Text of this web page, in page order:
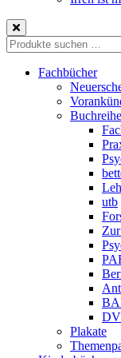
Suche
nach:
Fachbücher
utb
Plakate